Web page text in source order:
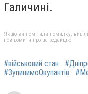
Галичині.
Якщо ви помітили помилку,
повідомити про це редакцію
#військовий стан
#ЗупинимоОкупантів